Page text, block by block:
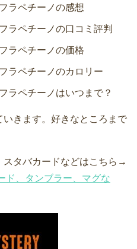
ラペチーノの感想
ラペチーノの口コミ評判
ラペチーノの価格
ラペチーノのカロリー
ラペチーノはいつまで？
きます。好きなところまで
スタバカードなどはこちら→
ド、タンブラー、マグな